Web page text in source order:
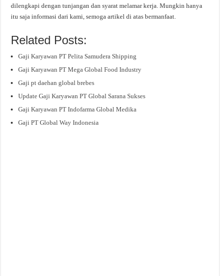
dilengkapi dengan tunjangan dan syarat melamar kerja. Mungkin hanya
itu saja informasi dari kami, semoga artikel di atas bermanfaat.
Related Posts:
Gaji Karyawan PT Pelita Samudera Shipping
Gaji Karyawan PT Mega Global Food Industry
Gaji pt daehan global brebes
Update Gaji Karyawan PT Global Sarana Sukses
Gaji Karyawan PT Indofarma Global Medika
Gaji PT Global Way Indonesia